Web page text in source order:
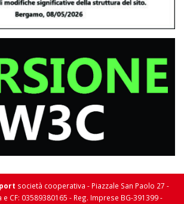
società cooperativa - Piazzale San Paolo 27 -
e CF: 03589380165 - Reg. Imprese BG-391399 -